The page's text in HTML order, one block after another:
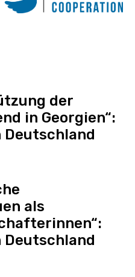
der
in Georgien“:
als